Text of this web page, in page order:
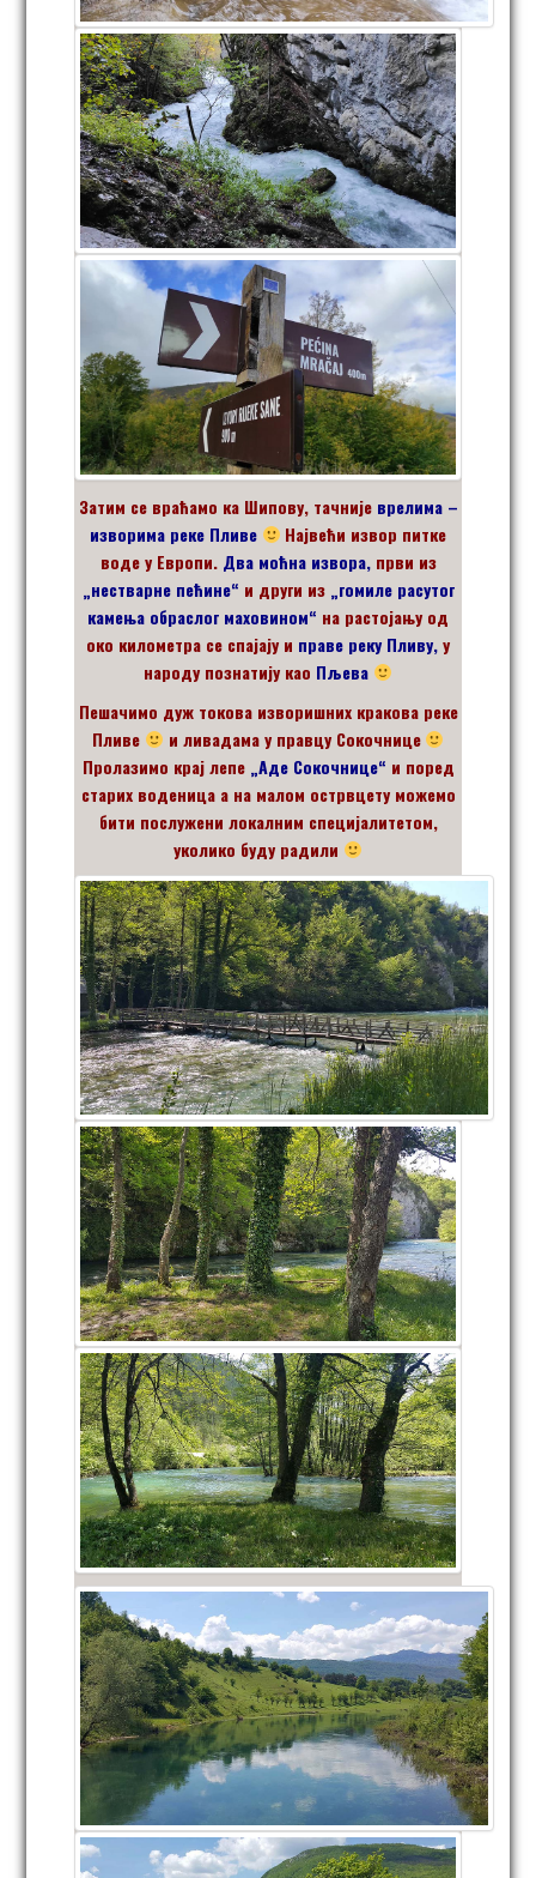
Затим се враћамо ка Шипову, тачније врелима –
изворима реке Пливе
Највећи извор питке
воде у Европи. Два моћна извора,први из
„нестварне пећине“ и други из „гомиле расутог
камења обраслог маховином“ на растојању од
око километра се спајају и праве реку Пливу,у
народу познатију као Пљева
Пешачимо дуж токова изворишних кракова реке
Пливе
и ливадама у правцу Сокочнице
Пролазимо крај лепе „Аде Сокочнице“ и поред
старих воденица а на малом острвцету можемо
бити послужени локалним специјалитетом,
уколико буду радили